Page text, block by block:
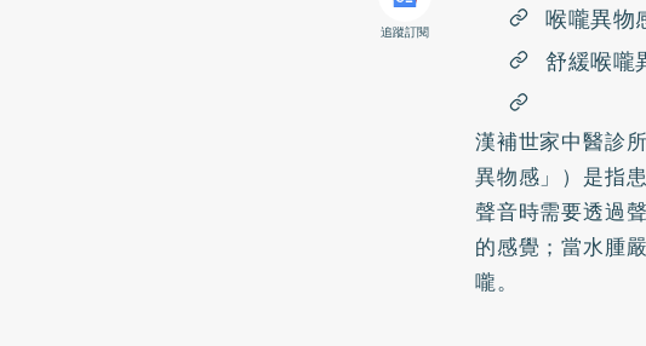
追蹤訂閱
喉嚨異物
舒緩喉嚨
漢補世家中醫診
異物感」）是指
聲音時需要透過
的感覺；當水腫
嚨。